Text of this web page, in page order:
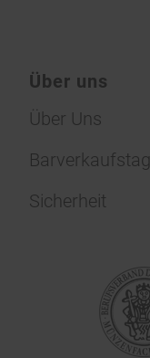
Über uns
Über Uns
Barverkaufstag
Sicherheit